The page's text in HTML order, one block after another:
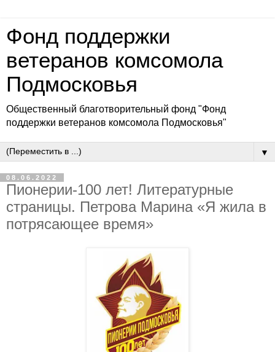
Фонд поддержки
ветеранов комсомола
Подмосковья
Общественный благотворительный фонд "Фонд
поддержки ветеранов комсомола Подмосковья"
▼
08.06.2022
Пионерии-100 лет! Литературные
страницы. Петрова Марина «Я жила в
потрясающее время»